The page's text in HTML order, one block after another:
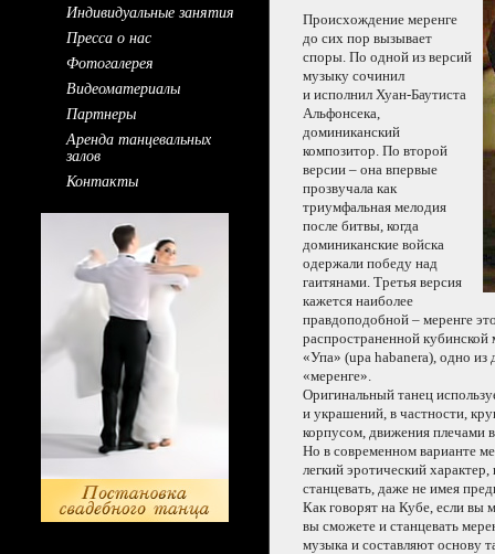
Индивидуальные занятия
Пресса о нас
Фотогалерея
Видеоматериалы
Партнеры
Аренда танцевальных
залов
Контакты
Происхождение меренге
до сих пор вызывает
споры. По одной из версий
музыку сочинил
и исполнил Хуан-Баутиста
Альфонсека,
доминиканский
композитор. По второй
версии – она впервые
прозвучала как
триумфальная мелодия
после битвы, когда
доминиканские войска
одержали победу над
гаитянами. Третья версия
кажется наиболее
правдоподобной – меренге
распространенной
«Упа» (upa habanera), одно из
«меренге».
Оригинальный танец
и украшений, в частности,
корпусом, движения плечами
Но в современном варианте
легкий эротический
станцевать, даже не имея
Как говорят на Кубе, если вы
вы сможете и станцевать
музыка и составляют основу